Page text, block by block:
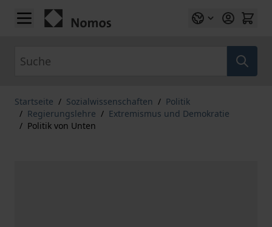
Zum Inhalt springen
Startseite / Sozialwissenschaften / Politik
/ Regierungslehre / Extremismus und Demokratie
/ Politik von Unten